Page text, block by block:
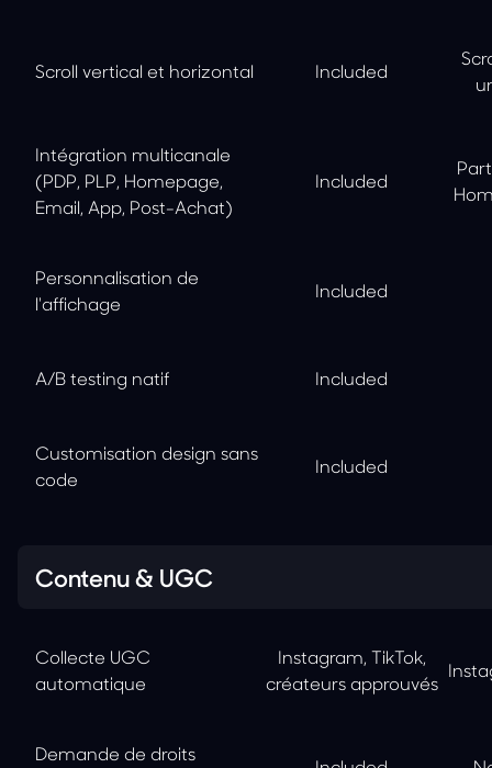
Scroll vertical et horizontal Included
Intégration multicanale
(PDP, PLP, Homepage,
Email, App, Post-Achat)
Included
Personnalisation de
l'affichage
Included
A/B testing natif Included
Customisation design sans
code
Included
Contenu & UGC
Collecte UGC
automatique
Instagram, TikTok,
créateurs approuvés
Demande de droits